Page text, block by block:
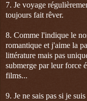
7. Je voyage
toujours fait rêver.
8. Comme l'indique le
romantique et j'aime la
littérature mais pas
submerge par leur force
films...
9. Je ne sais pas si je